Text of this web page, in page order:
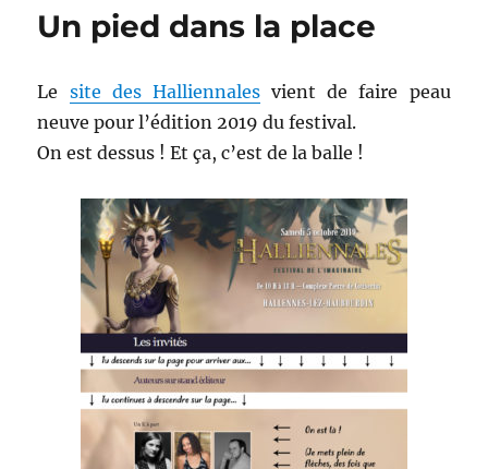
Volanges
Un pied dans la place
Le site des Halliennalesvient de faire peau
neuve pour l’édition 2019 du festival.
On est dessus ! Et ça, c’est de la balle !